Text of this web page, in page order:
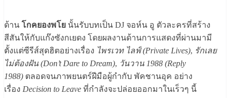
ด้าน โกคยองพโย นั้นรับบทเป็น DJ จอห์น อู ตัวละครที่สร้าง
สีสันให้กับแก๊งซังกเยดง โดยผลงานด้านการแสดงที่ผ่านมามี
ตั้งแต่ซีรีส์สุดฮิตอย่างเรื่อง ไพรเวท ไลฟ์ (Private Lives), รักเลย
ไม่ต้องฝัน (Don’t Dare to Dream), วันวาน 1988 (Reply
1988) ตลอดจนภาพยนตร์ฝีมือผู้กำกับ พัคชานอุค อย่าง
เรื่อง Decision to Leave ที่กำลังจะปล่อยออกมาในเร็วๆ นี้